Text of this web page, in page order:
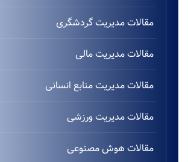
مقالات مدیریت گردشگری
مقالات مدیریت مالی
مقالات مدیریت منابع انسانی
مقالات مدیریت ورزشی
مقالات هوش مصنوعی